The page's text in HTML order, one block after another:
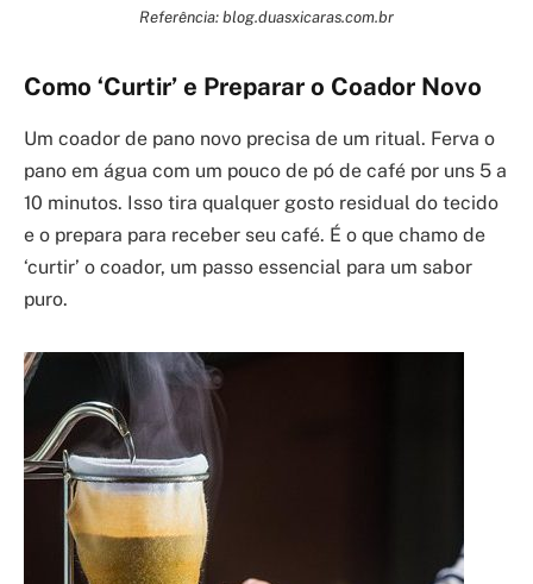
Referência: blog.duasxicaras.com.br
Como ‘Curtir’ e Preparar o Coador Novo
Um coador de pano novo precisa de um ritual. Ferva o
pano em água com um pouco de pó de café por uns 5 a
10 minutos. Isso tira qualquer gosto residual do tecido
e o prepara para receber seu café. É o que chamo de
‘curtir’ o coador, um passo essencial para um sabor
puro.